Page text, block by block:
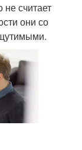
не считает
они со